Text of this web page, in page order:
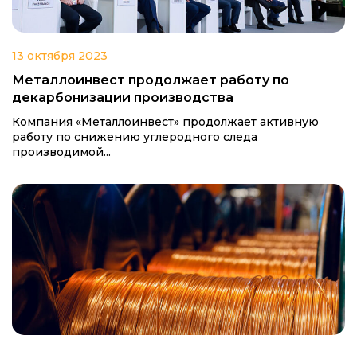
13 октября 2023
Металлоинвест продолжает работу по
декарбонизации производства
Компания «Металлоинвест» продолжает активную
работу по снижению углеродного следа
производимой...